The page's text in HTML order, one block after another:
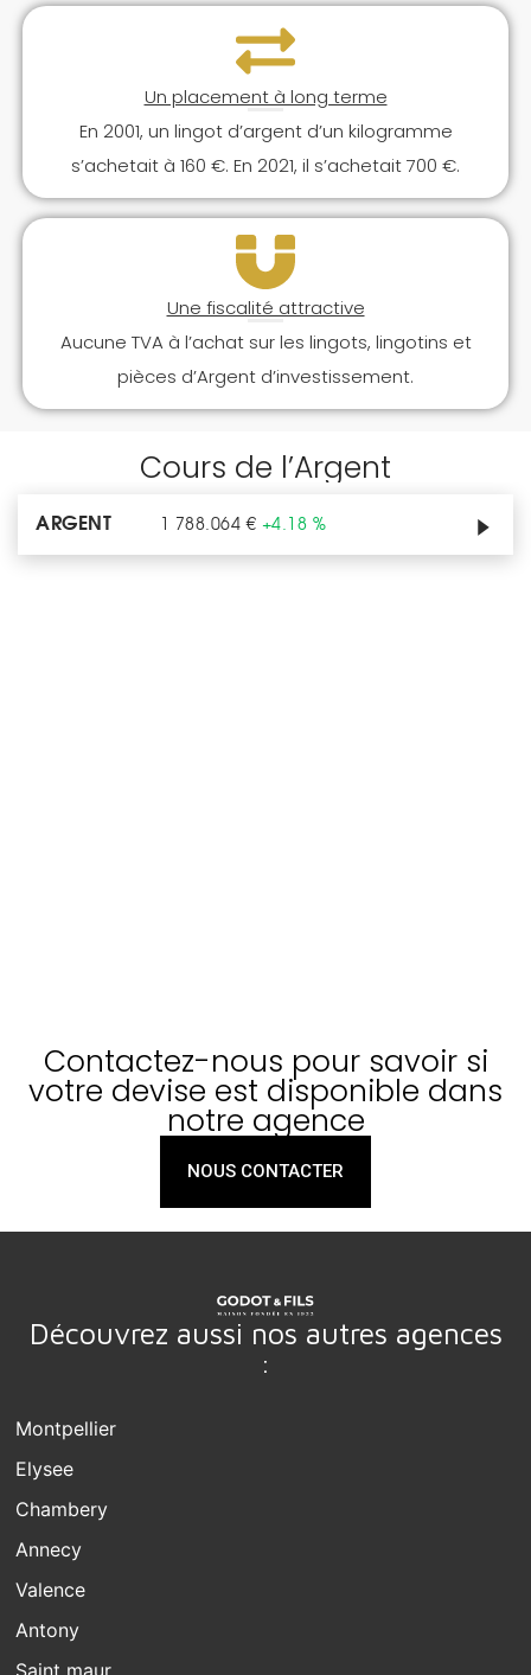
Un placement à long terme
En 2001, un lingot d’argent d’un kilogramme
s’achetait à 160 €. En 2021, il s’achetait 700 €.
Une fiscalité attractive
Aucune TVA à l’achat sur les lingots, lingotins et
pièces d’Argent d’investissement.
Cours de l’Argent
Contactez-nous pour savoir si
votre devise est disponible dans
notre agence
NOUS CONTACTER
Découvrez aussi nos autres agences
:
Montpellier
Elysee
Chambery
Annecy
Valence
Antony
Saint maur